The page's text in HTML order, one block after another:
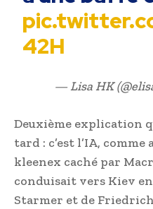
42H
— Lisa HK
Deuxième explication
tard : c’est l’IA,
kleenex caché par
conduisait vers Kiev
Starmer et de Friedrich